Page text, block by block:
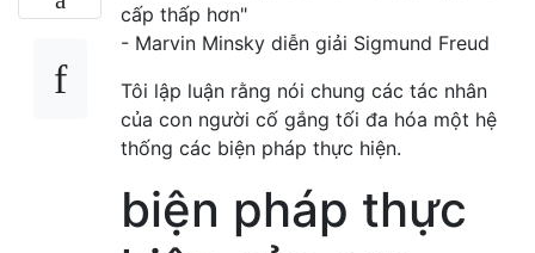
cấp thấp hơn"
- Marvin Minsky diễn giải Sigmund Freud
Tôi lập luận rằng nói chung các tác nhân
của con người cố gắng tối đa hóa một hệ
thống các biện pháp thực hiện.
biện pháp thực